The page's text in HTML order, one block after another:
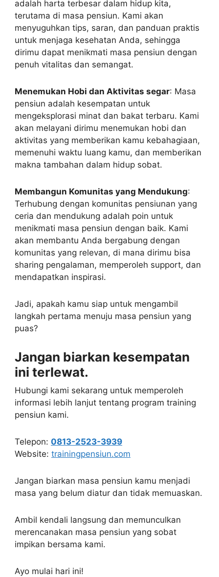
adalah harta terbesar dalam hidup kita,
terutama di masa pensiun. Kami akan
menyuguhkan tips, saran, dan panduan praktis
untuk menjaga kesehatan Anda, sehingga
dirimu dapat menikmati masa pensiun dengan
penuh vitalitas dan semangat.
Menemukan Hobi dan Aktivitas segar: Masa
pensiun adalah kesempatan untuk
mengeksplorasi minat dan bakat terbaru. Kami
akan melayani dirimu menemukan hobi dan
aktivitas yang memberikan kamu kebahagiaan,
memenuhi waktu luang kamu, dan memberikan
makna tambahan dalam hidup sobat.
Membangun Komunitas yang Mendukung:
Terhubung dengan komunitas pensiunan yang
ceria dan mendukung adalah poin untuk
menikmati masa pensiun dengan baik. Kami
akan membantu Anda bergabung dengan
komunitas yang relevan, di mana dirimu bisa
sharing pengalaman, memperoleh support, dan
mendapatkan inspirasi.
Jadi, apakah kamu siap untuk mengambil
langkah pertama menuju masa pensiun yang
puas?
Jangan biarkan kesempatan
ini terlewat.
Hubungi kami sekarang untuk memperoleh
informasi lebih lanjut tentang program training
pensiun kami.
Telepon: 0813-2523-3939
Website: trainingpensiun.com
Jangan biarkan masa pensiun kamu menjadi
masa yang belum diatur dan tidak memuaskan.
Ambil kendali langsung dan memunculkan
merencanakan masa pensiun yang sobat
impikan bersama kami.
Ayo mulai hari ini!